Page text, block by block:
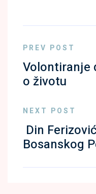
PREV POST
Volontiranje
o životu
NEXT POST
Din
Bosanskog